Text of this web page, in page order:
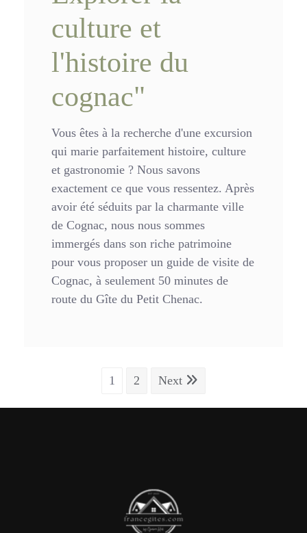
culture et
l'histoire du
cognac"
Vous êtes à la recherche d'une excursion
qui marie parfaitement histoire, culture
et gastronomie ? Nous savons
exactement ce que vous ressentez. Après
avoir été séduits par la charmante ville
de Cognac, nous nous sommes
immergés dans son riche patrimoine
pour vous proposer un guide de visite de
Cognac, à seulement 50 minutes de
route du Gîte du Petit Chenac.
1 2 Next